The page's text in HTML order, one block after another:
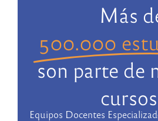
Más
500.000
son parte de
Equipos Docentes